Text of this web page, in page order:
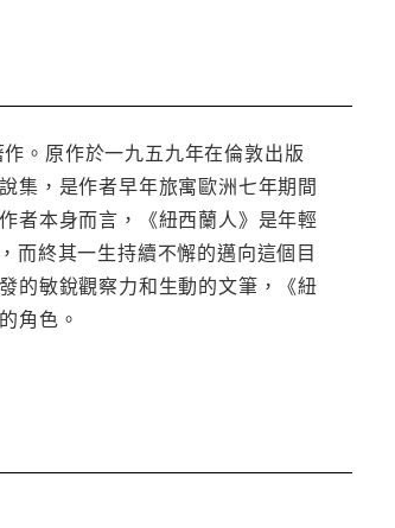
。原作於一九五九年在倫敦出版
集，是作者早年旅寓歐洲七年期間
者本身而言，《紐西蘭人》是年輕
而終其一生持續不懈的邁向這個目
的敏銳觀察力和生動的文筆，《紐
角色。